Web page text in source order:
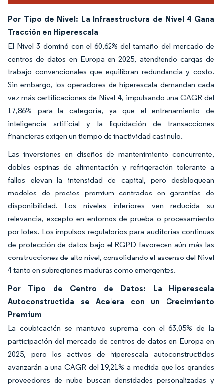
Por Tipo de Nivel: La Infraestructura de Nivel 4 Gana
Tracción en Hiperescala
El Nivel 3 dominó con el 60,62% del tamaño del mercado de
centros de datos en Europa en 2025, atendiendo cargas de
trabajo convencionales que equilibran redundancia y costo.
Sin embargo, los operadores de hiperescala demandan cada
vez más certificaciones de Nivel 4, impulsando una CAGR del
17,86% para la categoría, ya que el entrenamiento de
inteligencia artificial y la liquidación de transacciones
financieras exigen un tiempo de inactividad casi nulo.
Las inversiones en diseños de mantenimiento concurrente,
dobles espinas de alimentación y refrigeración tolerante a
fallos elevan la intensidad de capital, pero desbloquean
modelos de precios premium centrados en garantías de
disponibilidad. Los niveles inferiores ven reducida su
relevancia, excepto en entornos de prueba o procesamiento
por lotes. Los impulsos regulatorios para auditorías continuas
de protección de datos bajo el RGPD favorecen aún más las
construcciones de alto nivel, consolidando el ascenso del Nivel
4 tanto en subregiones maduras como emergentes.
Por Tipo de Centro de Datos: La Hiperescala
Autoconstructida se Acelera con un Crecimiento
Premium
La coubicación se mantuvo suprema con el 63,05% de la
participación del mercado de centros de datos en Europa en
2025, pero los activos de hiperescala autoconstructidos
avanzarán a una CAGR del 19,21% a medida que los grandes
proveedores de nube buscan densidades personalizadas y